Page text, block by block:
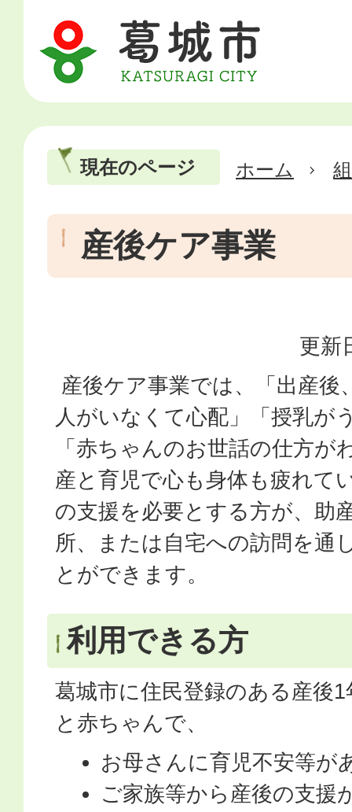
現在のページ ホーム
産後ケア事業
更新
産後ケア事業では、「出産後
人がいなくて心配」「授乳が
「赤ちゃんのお世話の仕方が
産と育児で心も身体も疲れて
の支援を必要とする方が、助
所、または自宅への訪問を通
とができます。
利用できる方
葛城市に住民登録のある産後
と赤ちゃんで、
お母さんに育児不安等が
ご家族等から産後の支援